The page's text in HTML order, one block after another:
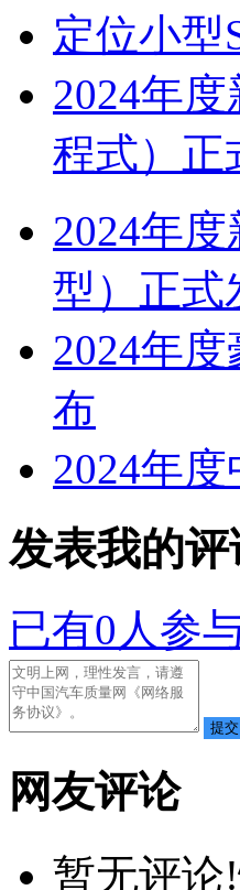
定位小型
2024年
程式）正
2024年
型）正式
2024年
布
2024年
发表我的评
已有0 人参
网友评论
暂无评论